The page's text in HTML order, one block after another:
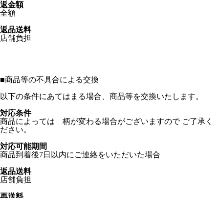
返金額
全額
返品送料
店舗負担
■商品等の不具合による交換
以下の条件にあてはまる場合、商品等を交換いたします。
対応条件
商品によっては 柄が変わる場合がございますので ご了承く
ださい。
対応可能期間
商品到着後7日以内にご連絡をいただいた場合
返品送料
店舗負担